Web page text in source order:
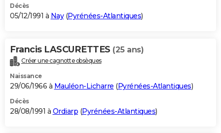
Décès
05/12/1991 à Nay(Pyrénées-Atlantiques)
Francis LASCURETTES (25 ans)
Créer une cagnotte obsèques
Naissance
29/06/1966 à Mauléon-Licharre (Pyrénées-Atlantiques)
Décès
28/08/1991 à Ordiarp (Pyrénées-Atlantiques)